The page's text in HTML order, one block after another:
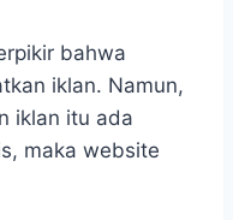
bahwa
iklan. Namun,
iklan itu ada
maka website